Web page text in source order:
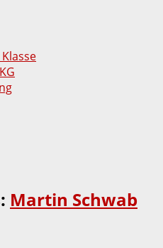
Martin Schwab